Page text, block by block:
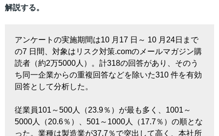
解説する。
アンケートの実施期間は10 月17 日～ 10 月24日まで
の7 日間、対象はリスク対策.comのメールマガジン購
読者（約2万5000人）。計318の回答があり、そのう
ち同一企業からの重複回答などを除いた310 件を有効
回答として分析した。
従業員101～500人（23.9％）が最も多く、1001～
5000人（20.6％）、501～1000人（17.7％）の順とな
った。業種は製造業が37.7％で突出して高く、本社所